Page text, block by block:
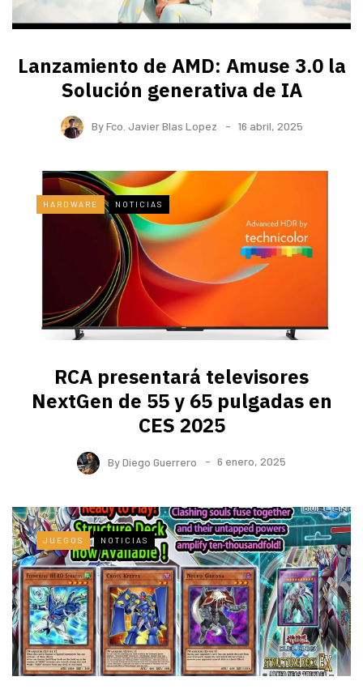
Lanzamiento de AMD: Amuse 3.0 la
Solución generativa de IA
ByFco. Javier Blas Lopez 16 abril, 2025
HARDWARE NOTICIAS
RCA presentará televisores
NextGen de 55 y 65 pulgadas en
CES 2025
ByDiego Guerrero 6 enero, 2025
JUEGOS NOTICIAS